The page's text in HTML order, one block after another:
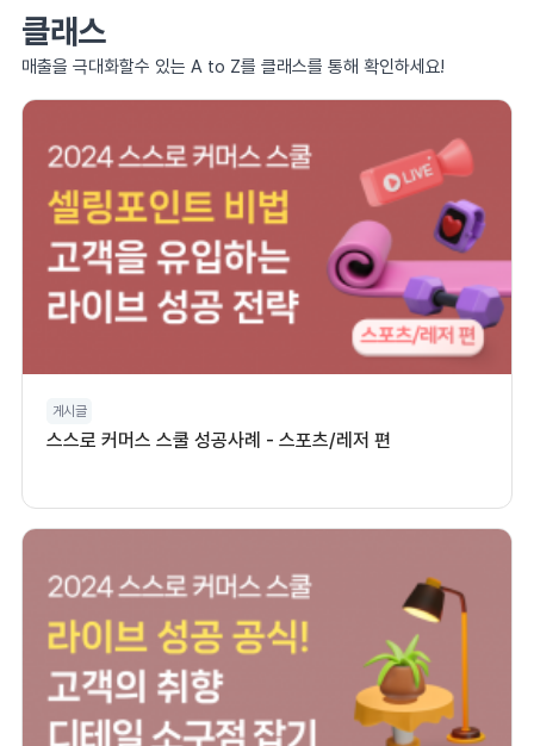
클래스
매출을 극대화할수 있는 A to Z를 클래스를 통해 확인하세요!
게시글
스스로 커머스 스쿨 성공사례 - 스포츠/레저 편